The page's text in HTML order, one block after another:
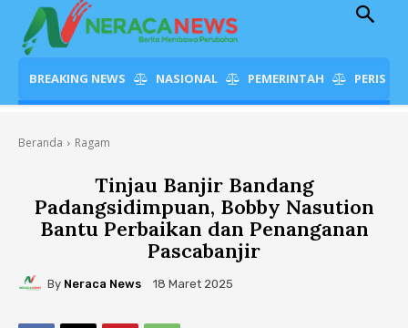
BREAKING NEWS NASIONAL PEMERINTAH
Beranda Ragam
Tinjau Banjir Bandang
Padangsidimpuan, Bobby Nasution
Bantu Perbaikan dan Penanganan
Pascabanjir
By Neraca News 18 Maret 2025